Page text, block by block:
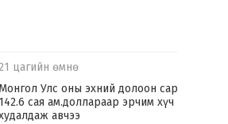
цагийн өмнө
Монгол Улс оны эхний долоон сард
142.6 сая ам.доллараар эрчим хүч
авчээ